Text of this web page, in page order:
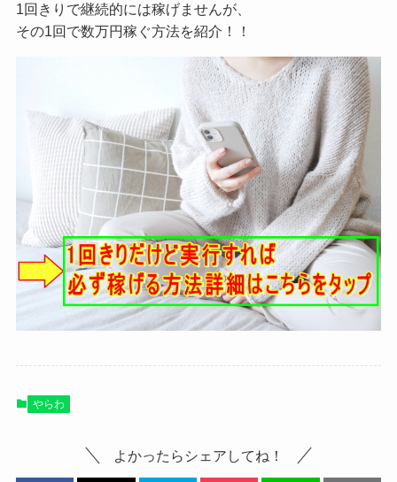
1回きりで継続的には稼げませんが、
その1回で数万円稼ぐ方法を紹介！！
やらわ
よかったらシェアしてね！